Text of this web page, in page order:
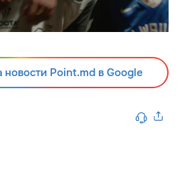
Point.md в Google